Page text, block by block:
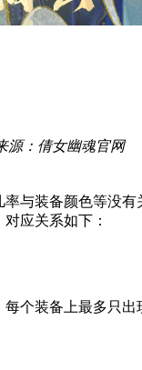
源：倩女幽魂官网
装备颜色等没有
应关系如下：
装备上最多只出